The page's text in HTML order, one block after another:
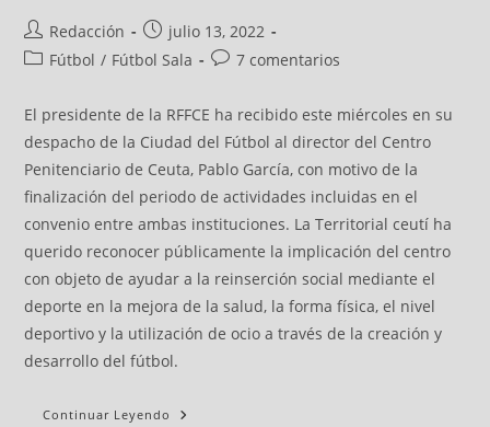
Redacción
julio 13, 2022
Fútbol / Fútbol Sala 7 comentarios
El presidente de la RFFCE ha recibido este miércoles en su
despacho de la Ciudad del Fútbol al director del Centro
Penitenciario de Ceuta, Pablo García, con motivo de la
finalización del periodo de actividades incluidas en el
convenio entre ambas instituciones. La Territorial ceutí ha
querido reconocer públicamente la implicación del centro
con objeto de ayudar a la reinserción social mediante el
deporte en la mejora de la salud, la forma física, el nivel
deportivo y la utilización de ocio a través de la creación y
desarrollo del fútbol.
Continuar Leyendo